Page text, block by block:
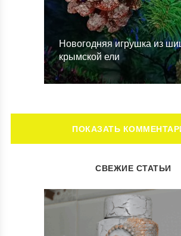
Новогодняя игрушка из
крымской ели
ОСТАВИТЬ
помечены*
СВЕЖИЕ СТАТЬИ